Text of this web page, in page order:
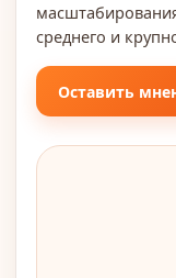
среднего и
Оставить